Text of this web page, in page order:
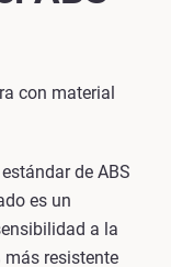
con material
de ABS
es un
a la
más resistente